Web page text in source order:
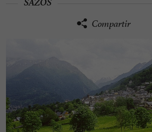
Compartir